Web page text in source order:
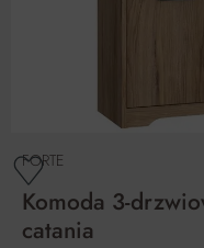
FORTE
Komoda 3-
catania